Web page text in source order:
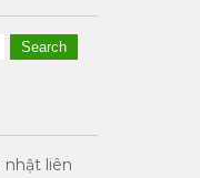
nhật liên